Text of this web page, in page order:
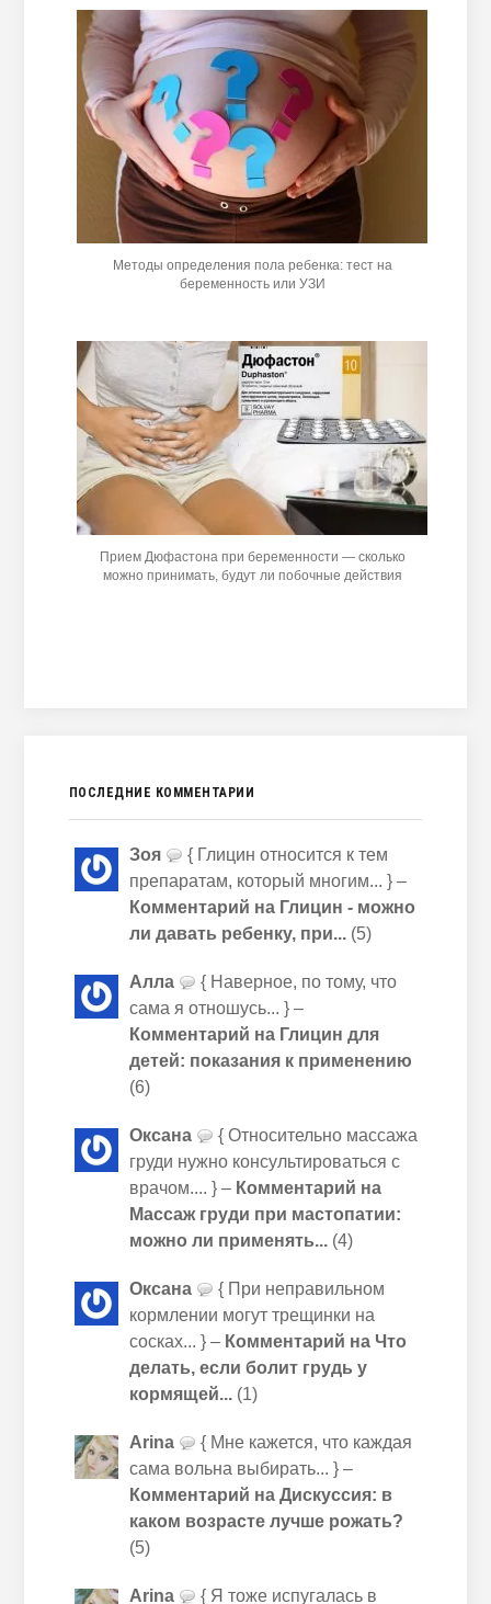
Методы определения пола ребенка: тест на
беременность или УЗИ
Прием Дюфастона при беременности — сколько
можно принимать, будут ли побочные действия
ПОСЛЕДНИЕ КОММЕНТАРИИ
Зоя
{ Глицин относится к тем
препаратам, который многим... } –
Комментарий на Глицин - можно
ли давать ребенку, при...(5)
Алла
{ Наверное, по тому, что
сама я отношусь... } –
Комментарий на Глицин для
детей: показания к применению
(6)
Оксана
{ Относительно массажа
груди нужно консультироваться с
врачом.... } – Комментарий на
Массаж груди при мастопатии:
можно ли применять...(4)
Оксана
{ При неправильном
кормлении могут трещинки на
сосках... } – Комментарий на Что
делать, если болит грудь у
кормящей...(1)
Arina
{ Мне кажется, что каждая
сама вольна выбирать... } –
Комментарий на Дискуссия: в
каком возрасте лучше рожать?
(5)
Arina { Я тоже испугалась в